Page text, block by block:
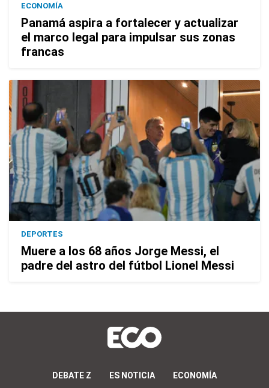
ECONOMÍA
Panamá aspira a fortalecer y actualizar
el marco legal para impulsar sus zonas
francas
DEPORTES
Muere a los 68 años Jorge Messi, el
padre del astro del fútbol Lionel Messi
DEBATE Z ES NOTICIA ECONOMÍA